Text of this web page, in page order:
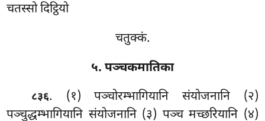
चतस्सो दिट्ठियो
चतुक्कं.
५. पञ्चकमातिका
८३६. (१) पञ्चोरम्भागियानि संयोजनानि (२)
पञ्चुद्धम्भागियानि संयोजनानि (३) पञ्चमच्छरियानि (४)